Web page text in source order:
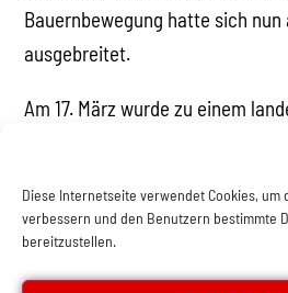
Diese Internetseite verwendet Cookies, um
verbessern und den Benutzern bestimmte
bereitzustellen.
Bauernbewegung hatte sich
ausgebreitet.
Am 17. März wurde zu einem
Der Streik dauerte bis zum 25.
zurücktrat. Sowohl in West- als
hatten die Bauern begonnen,